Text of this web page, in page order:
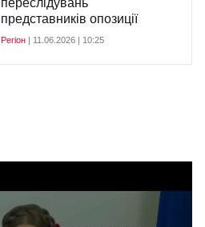
переслідувань
представників опозиції
Регіон | 11.06.2026 | 10:25